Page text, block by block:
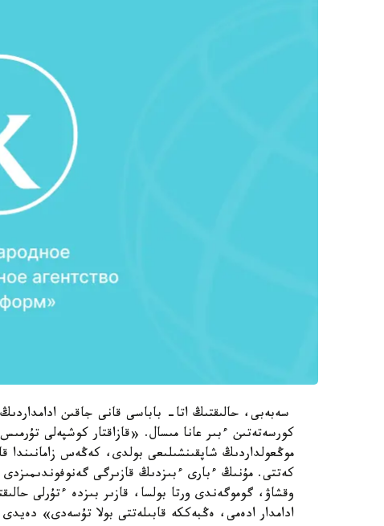
سەبەبى، حالىقتىڭ اتا- باباسى قانى جاقىن
كورسەتەتىن ءبىر عانا مىسال. «قازاقتار كوشپەلى
موڭعولداردىڭ شاپقىنشىلىعى بولدى، كەڭەس زامانىندا
كەتتى. مۇنىڭ ءبارى ءبىزدىڭ قازىرگى گەنوفوندىمىزدى
وقشاۋ، گوموگەندى ورتا بولسا، قازىر بىزدە ءتۇرلى
ادامدار ادەمى، ەڭبەككە قابىلەتتى بولا تۇسەدى» دەيدى